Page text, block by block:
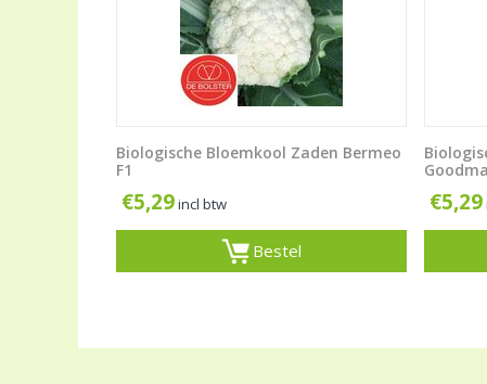
Biologische Bloemkool Zaden Bermeo
F1
€5,29incl btw
Bestel
€5,29